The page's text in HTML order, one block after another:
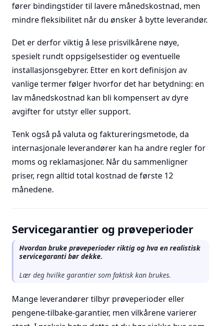
fører bindingstider til lavere månedskostnad, men
mindre fleksibilitet når du ønsker å bytte leverandør.
Det er derfor viktig å lese prisvilkårene nøye,
spesielt rundt oppsigelsestider og eventuelle
installasjonsgebyrer. Etter en kort definisjon av
vanlige termer følger hvorfor det har betydning: en
lav månedskostnad kan bli kompensert av dyre
avgifter for utstyr eller support.
Tenk også på valuta og faktureringsmetode, da
internasjonale leverandører kan ha andre regler for
moms og reklamasjoner. Når du sammenligner
priser, regn alltid total kostnad de første 12
månedene.
Servicegarantier og prøveperioder
Hvordan bruke prøveperioder riktig og hva en realistisk
servicegaranti bør dekke.
Lær deg hvilke garantier som faktisk kan brukes.
Mange leverandører tilbyr prøveperioder eller
pengene-tilbake-garantier, men vilkårene varierer